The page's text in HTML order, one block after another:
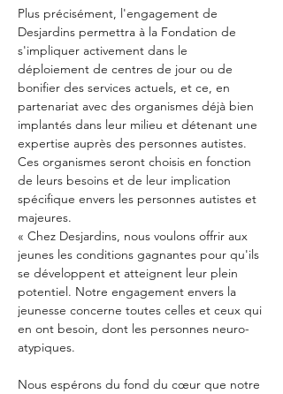
Plus précisément, l'engagement de
Desjardins permettra à la Fondation de
s'impliquer activement dans le
déploiement de centres de jour ou de
bonifier des services actuels, et ce, en
partenariat avec des organismes déjà bien
implantés dans leur milieu et détenant une
expertise auprès des personnes autistes.
Ces organismes seront choisis en fonction
de leurs besoins et de leur implication
spécifique envers les personnes autistes et
majeures.
« Chez Desjardins, nous voulons offrir aux
jeunes les conditions gagnantes pour qu'ils
se développent et atteignent leur plein
potentiel. Notre engagement envers la
jeunesse concerne toutes celles et ceux qui
en ont besoin, dont les personnes neuro-
atypiques.
Nous espérons du fond du cœur que notre